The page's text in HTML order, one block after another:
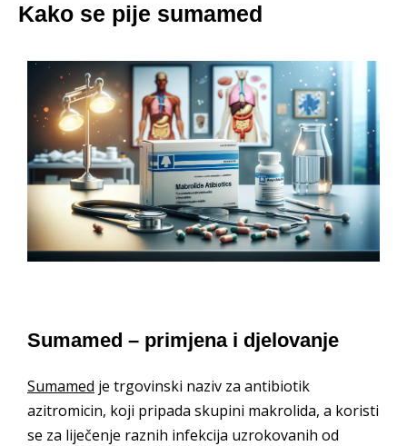
Kako se pije sumamed
Sumamed – primjena i djelovanje
Sumamed je trgovinski naziv za antibiotik
azitromicin, koji pripada skupini makrolida, a koristi
se za liječenje raznih infekcija uzrokovanih od